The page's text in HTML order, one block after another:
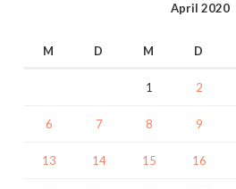
April 2020
M D M D
1 2
6 7 8 9
13 14 15 16